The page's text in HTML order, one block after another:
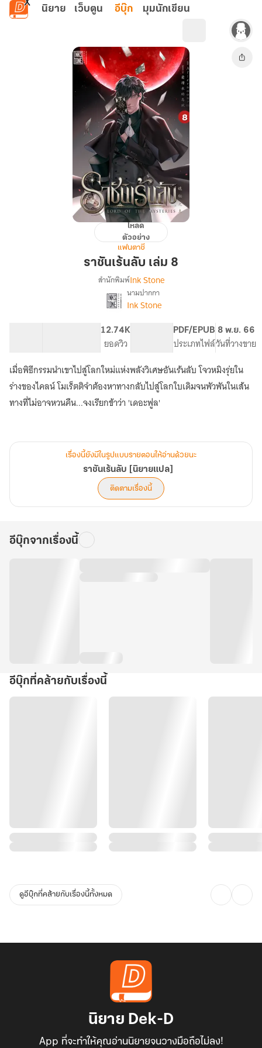
ข้ามไปยังเนื้อหาหลัก
นิยาย เว็บตูน อีบุ๊ก มุมนักเขียน
ราชัน
โหลด
ตัวอย่าง
แฟนตาซี
ราชันเร้นลับ เล่ม 8
เรื่อง
ราชัน
เร้น
แปล]
สำนักพิมพ์Ink Stone
นามปากกา
Ink Stone
12.74K
ยอดวิว
PDF/EPUB
ประเภทไฟล์
8 พ.ย. 66
วันที่วางขาย
เมื่อพิธีกรรมนำเขาไปสู่โลกใหม่แห่งพลังวิเศษอันเร้นลับ โจวหมิงรุ่ยใน
ร่างของไคลน์ โมเร็ตติจำต้องหาทางกลับไปสู่โลกใบเดิมจนพัวพันในเส้น
ทางที่ไม่อาจหวนคืน...จงเรียกข้าว่า 'เดอะฟูล'
เรื่องนี้ยังมีในรูปแบบรายตอนให้อ่านด้วยนะ
ราชันเร้นลับ [นิยายแปล]
ติดตามเรื่องนี้
อีบุ๊กจากเรื่องนี้
อีบุ๊กที่คล้ายกับเรื่องนี้
ดูอีบุ๊กที่คล้ายกับเรื่องนี้ทั้งหมด
นิยาย Dek-D
App ที่จะทำให้คุณอ่านนิยายจนวางมือถือไม่ลง!